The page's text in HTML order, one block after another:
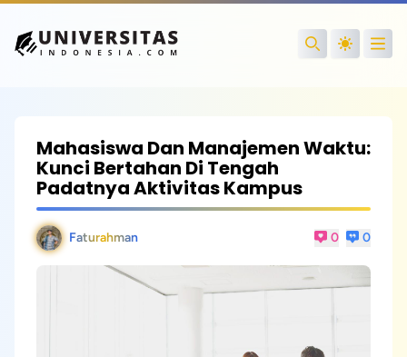
Search
Mahasiswa Dan Manajemen Waktu:
Kunci Bertahan Di Tengah
Padatnya Aktivitas Kampus
Faturahman 0 0